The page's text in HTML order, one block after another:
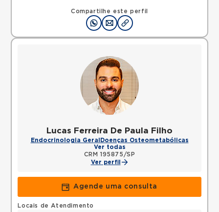
Compartilhe este perfil
Rua Major Cardim, Suissa, Ribeirao Pires, SP,
Mapa
Lucas Ferreira De Paula Filho
Endocrinologia Geral Doenças Osteometabólicas
Ver todas
CRM 195875/SP
Ver perfil
Agende uma consulta
Locais de Atendimento